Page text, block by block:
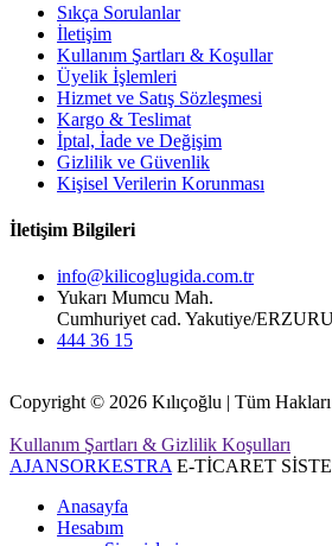
Sıkça Sorulanlar
İletişim
Kullanım Şartları & Koşullar
Üyelik İşlemleri
Hizmet ve Satış Sözleşmesi
Kargo & Teslimat
İptal, İade ve Değişim
Gizlilik ve Güvenlik
Kişisel Verilerin Korunması
İletişim Bilgileri
info@kilicoglugida.com.tr
Yukarı Mumcu Mah.
Cumhuriyet cad. Yakutiye/
444 36 15
Copyright © 2026 Kılıçoğlu | Tüm Hakları
Kullanım Şartları & Gizlilik Koşulları
AJANSORKESTRA E-TİCARET
Anasayfa
Hesabım